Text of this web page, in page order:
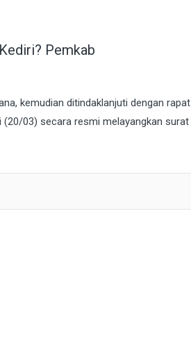
Pemkab
kemudian ditindaklanjuti dengan rapat
(20/03) secara resmi melayangkan surat